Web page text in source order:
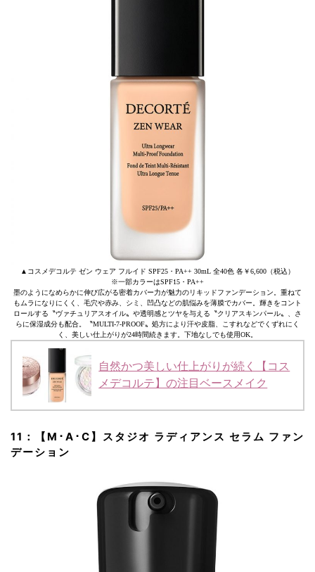
▲コスメデコルテ ゼン ウェア フルイド SPF25・PA++ 30mL 全40色 各￥6,600（税込）
※一部カラーはSPF15・PA++
墨のようになめらかに伸び広がる密着カバー力が魅力のリキッドファンデーション。重ねて
もムラになりにくく、毛穴や赤み、シミ、凹凸などの肌悩みを薄膜でカバー。輝きをコント
ロールする〝ヴァチュリアスオイル〟や透明感とツヤを与える〝クリアスキンパール〟、さ
らに保湿成分も配合。〝MULTI-7-PROOF〟処方により汗や皮脂、こすれなどでくずれにく
く、美しい仕上がりが24時間続きます。下地なしでも使用OK。
自然かつ美しい仕上がりが続く【コス
メデコルテ】の注目ベースメイク
11：【M･A･C】スタジオ ラディアンス セラム ファン
デーション